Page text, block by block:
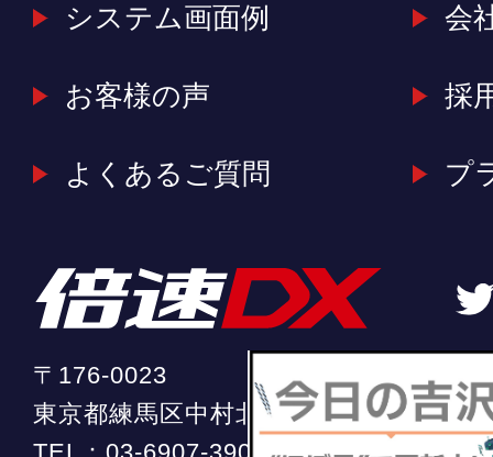
〒176-0023
東京都練馬区中村北2-20-11 ソフィア
システム画面例
お客様の声
よくあるご質問
会
採
プ